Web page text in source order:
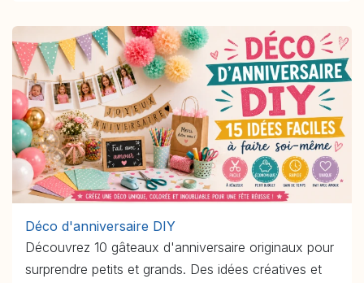
Déco d'anniversaire DIY
Découvrez 10 gâteaux d'anniversaire originaux pour
surprendre petits et grands. Des idées créatives et